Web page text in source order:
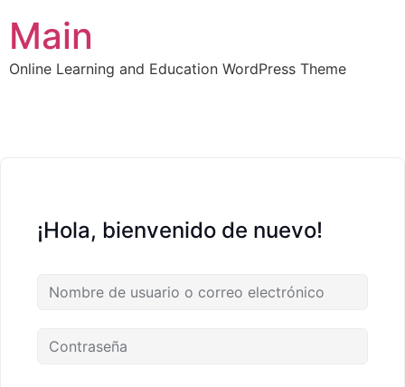
Main
Online Learning and Education WordPress Theme
¡Hola, bienvenido de nuevo!